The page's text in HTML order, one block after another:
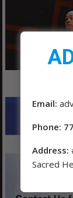
Email:
Phone:
Address:
Sacred